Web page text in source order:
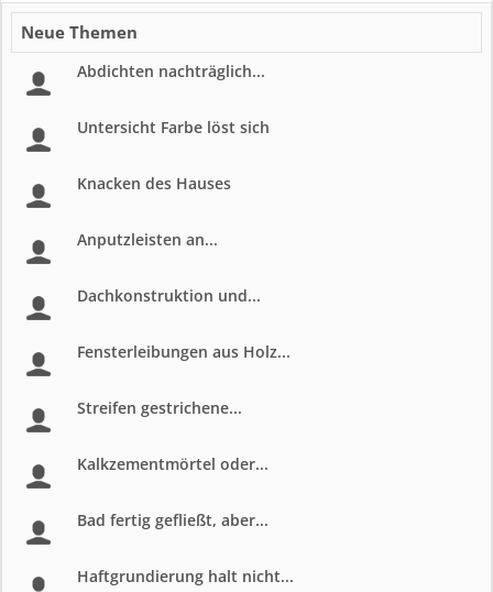
Neue Themen
Abdichten nachträglich...
Untersicht Farbe löst sich
Knacken des Hauses
Anputzleisten an...
Dachkonstruktion und...
Fensterleibungen aus Holz...
Streifen gestrichene...
Kalkzementmörtel oder...
Bad fertig gefließt, aber...
Haftgrundierung halt nicht...